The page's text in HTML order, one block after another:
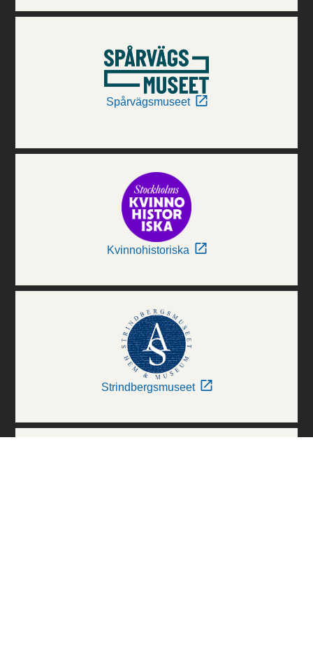
Spårvägsmuseet
Kvinnohistoriska
Strindbergsmuseet